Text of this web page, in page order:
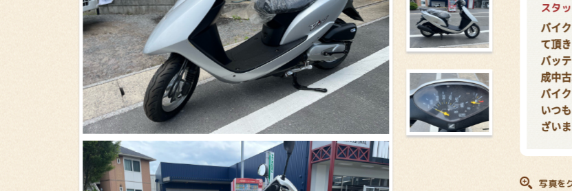
スタ
バイ
て頂き
バッ
成中古
バイ
いつ
ざいま
写真を